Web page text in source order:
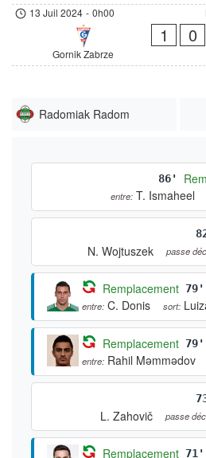
13 Juil 2024 - 0h00
Gornik Zabrze
1 0
Radomiak Radom
86'
entre: T. Ismaheel
N. Wojtuszek
passe
Remplacement 79'
entre: C. Donis sort:
Remplacement 79'
entre: Rahil Məmmədov
L. Zahovič
passe
Remplacement 71'